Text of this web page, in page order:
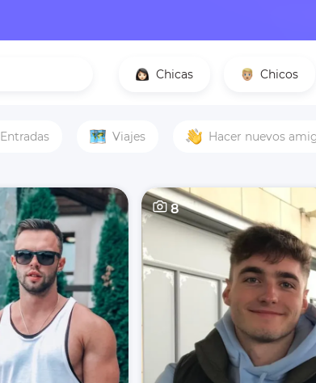
Chicas Chicos
Entradas Viajes Hacer nuevos
8